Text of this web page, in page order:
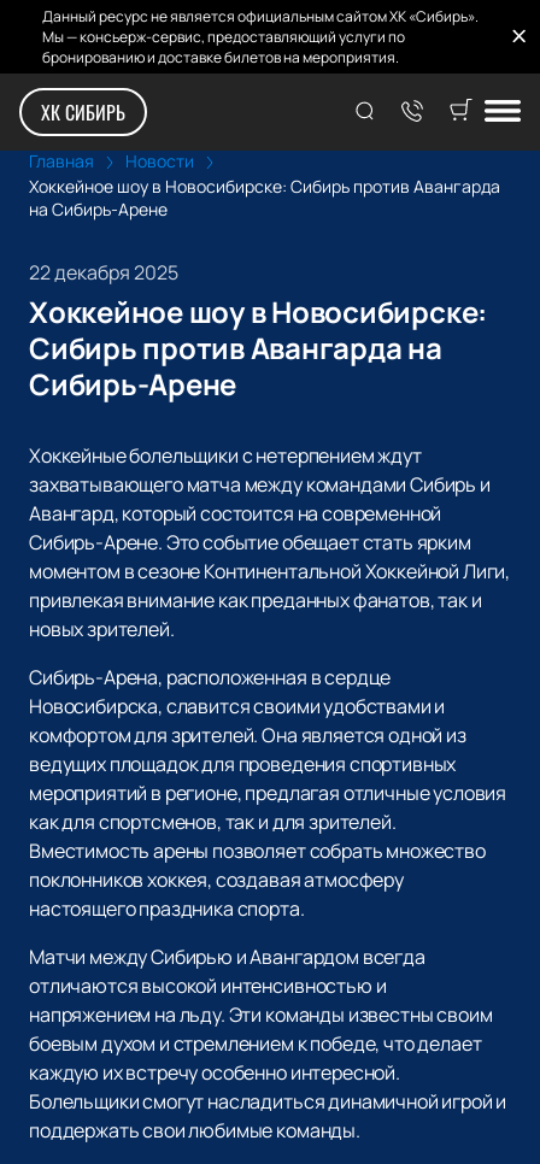
Данный ресурс не является официальным сайтом ХК «Сибирь».
Мы — консьерж-сервис, предоставляющий услуги по
бронированию и доставке билетов на мероприятия.
ХК СИБИРЬ
Главная
Новости
Хоккейное шоу в Новосибирске: Сибирь против Авангарда
на Сибирь-Арене
22 декабря 2025
Хоккейное шоу в Новосибирске:
Сибирь против Авангарда на
Сибирь-Арене
Хоккейные болельщики с нетерпением ждут
захватывающего матча между командами Сибирь и
Авангард, который состоится на современной
Сибирь-Арене. Это событие обещает стать ярким
моментом в сезоне Континентальной Хоккейной Лиги,
привлекая внимание как преданных фанатов, так и
новых зрителей.
Сибирь-Арена, расположенная в сердце
Новосибирска, славится своими удобствами и
комфортом для зрителей. Она является одной из
ведущих площадок для проведения спортивных
мероприятий в регионе, предлагая отличные условия
как для спортсменов, так и для зрителей.
Вместимость арены позволяет собрать множество
поклонников хоккея, создавая атмосферу
настоящего праздника спорта.
Матчи между Сибирью и Авангардом всегда
отличаются высокой интенсивностью и
напряжением на льду. Эти команды известны своим
боевым духом и стремлением к победе, что делает
каждую их встречу особенно интересной.
Болельщики смогут насладиться динамичной игрой и
поддержать свои любимые команды.